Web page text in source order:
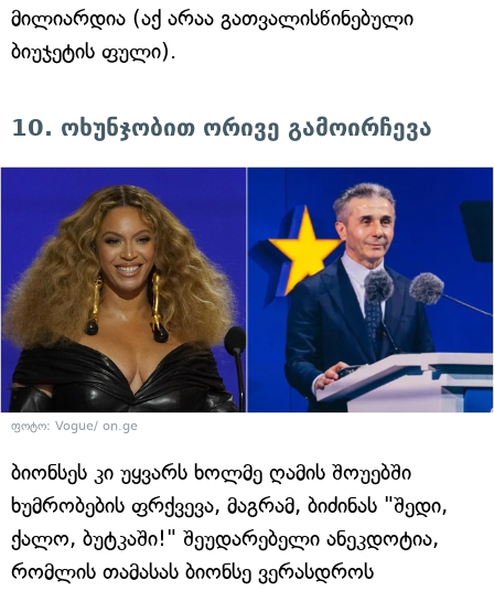
მილიარდია (აქ არაა გათვალისწინებული
ბიუჯეტის ფული).
10. ოხუნჯობით ორივე გამოირჩევა
ფოტო: Vogue/ on.ge
ბიონსეს კი უყვარს ხოლმე ღამის შოუებში
ხუმრობების ფრქვევა, მაგრამ, ბიძინას "შედი,
ქალო, ბუტკაში!" შეუდარებელი ანეკდოტია,
რომლის თამასას ბიონსე ვერასდროს